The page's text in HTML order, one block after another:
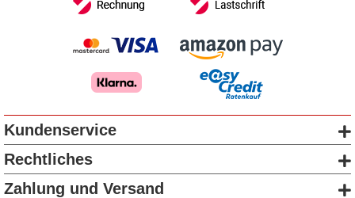
Kundenservice
Rechtliches
Zahlung und Versand